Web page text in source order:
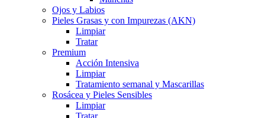
Ojos y Labios
Pieles Grasas y con Impurezas (AKN)
Limpiar
Tratar
Premium
Acción Intensiva
Limpiar
Tratamiento semanal y Mascarillas
Rosácea y Pieles Sensibles
Limpiar
Tratar